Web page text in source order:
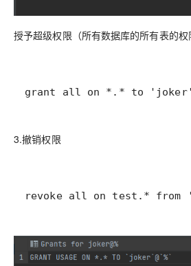
授予超级权限（所有数据库的所有表的权
grant all on *.* to
3.撤销权限
revoke all on test.* from